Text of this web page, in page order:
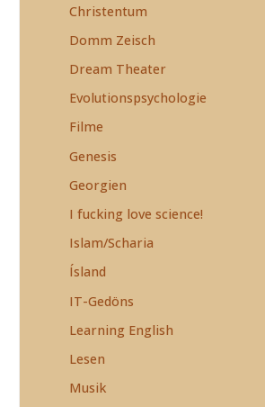
Christentum
Domm Zeisch
Dream Theater
Evolutionspsychologie
Filme
Genesis
Georgien
I fucking love science!
Islam/Scharia
Ísland
IT-Gedöns
Learning English
Lesen
Musik